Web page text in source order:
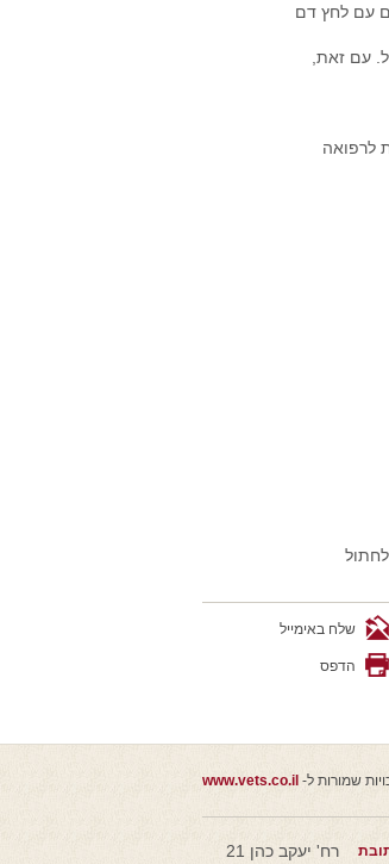
עם זאת,
שלח באימייל
הדפס
שמורות ל- www.vets.co.il
רח' יעקב כהן 21